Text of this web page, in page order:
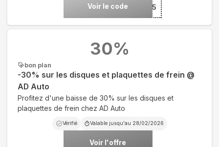
Voir le code***FFIL25
bon plan
-30% sur les disques et plaquettes de frein @
AD Auto
Profitez d'une baisse de 30% sur les disques et
plaquettes de frein chez AD Auto
Vérifié Valable jusqu'au 28/02/2026
Voir l'offre
30%